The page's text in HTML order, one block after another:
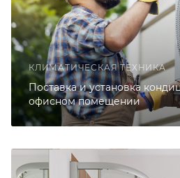
КЛИМАТИЧЕСКАЯ ТЕХНИКА
Поставка и установка
офисном помещении